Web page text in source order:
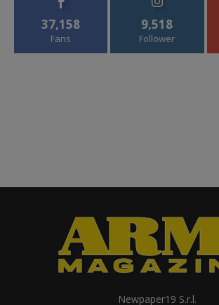
37,158
Fans
9,518
Follower
Newpaper19 S.r.l.